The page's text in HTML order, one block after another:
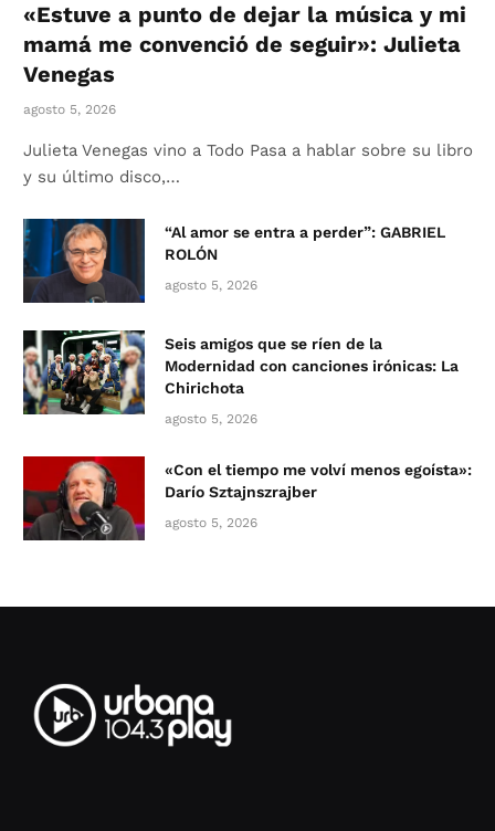
«Estuve a punto de dejar la música y mi
mamá me convenció de seguir»: Julieta
Venegas
agosto 5, 2026
Julieta Venegas vino a Todo Pasa a hablar sobre su libro
y su último disco,…
“Al amor se entra a perder”: GABRIEL
ROLÓN
agosto 5, 2026
Seis amigos que se ríen de la
Modernidad con canciones irónicas: La
Chirichota
agosto 5, 2026
«Con el tiempo me volví menos egoísta»:
Darío Sztajnszrajber
agosto 5, 2026